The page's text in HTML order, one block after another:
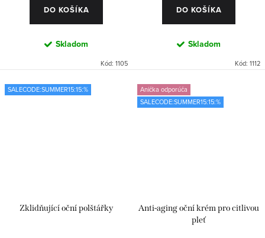
DO KOŠÍKA
Skladom
Kód: 1105
DO KOŠÍKA
Skladom
Kód: 1112
SALECODE:SUMMER15:15:%
Zklidňující oční polštářky
Anička odporúča
SALECODE:SUMMER15:15:%
Anti-aging oční krém pro citlivou
pleť